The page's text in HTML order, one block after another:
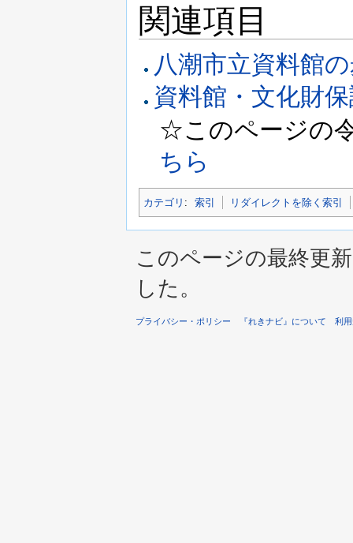
関連項目
八潮市立資料館
資料館・文化財
☆このページの
ちら
カテゴリ : 索引 リダイレクトを除く索引
このページの最終更
した。
プライバシー・ポリシー 『れきナビ』について 利